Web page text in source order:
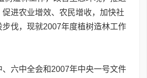
进农业增效、农民增收，加快社
步伐，现就2007年度植树造林工作
、六中全会和2007年中央一号文件